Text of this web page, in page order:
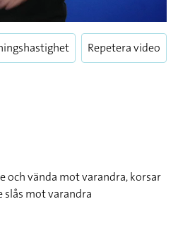
Repetera video
och vända mot varandra, korsar
mot varandra